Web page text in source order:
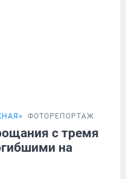
ФОТОРЕПОРТАЖ
с тремя
на